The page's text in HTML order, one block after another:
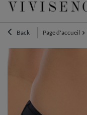
Back Page d'accueil